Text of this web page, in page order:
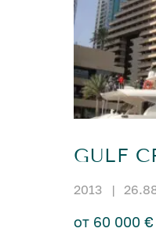
GULF
2013 |
от 60 000